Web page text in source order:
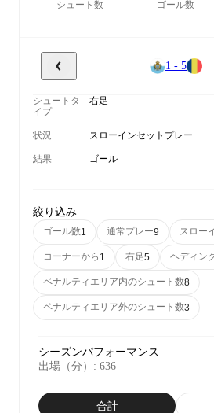
シュート数 ゴール数
1 - 5
シュートタ
イプ
右足
状況 スローインセットプレー
結果 ゴール
絞り込み
ゴール数1 通常プレー9 スロー
コーナーから 1 右足5 ヘディン
ペナルティエリア内のシュート数8
ペナルティエリア外のシュート数3
シーズンパフォーマンス
出場（分） : 636
合計